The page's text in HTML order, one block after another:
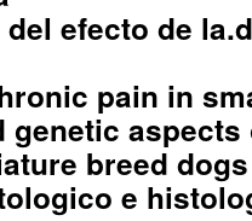
efecto de
pain in
genetic
breed
e